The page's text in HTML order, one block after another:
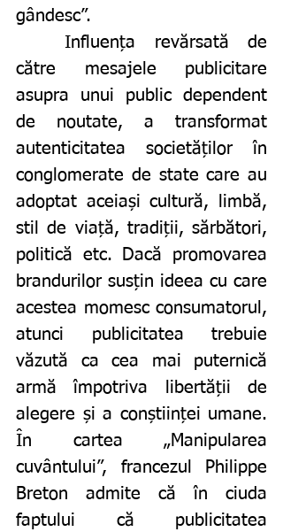
gândesc”.
	Influența revărsată de
către mesajele publicitare
asupra unui public dependent
de noutate, a transformat
autenticitatea societăților în
conglomerate de state care au
adoptat aceiași cultură, limbă,
stil de viață, tradiții, sărbători,
politică etc. Dacă promovarea
brandurilor susțin ideea cu care
acestea momesc consumatorul,
atunci publicitatea trebuie
văzută ca cea mai puternică
armă împotriva libertății de
alegere și a conștiinței umane.
În cartea „Manipularea
cuvântului”, francezul Philippe
Breton admite că în ciuda
faptului că publicitatea